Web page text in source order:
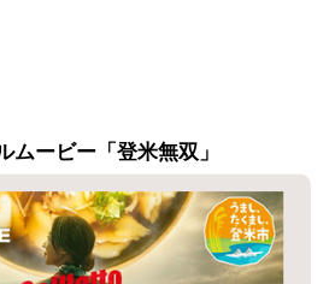
ムービー「登米無双」